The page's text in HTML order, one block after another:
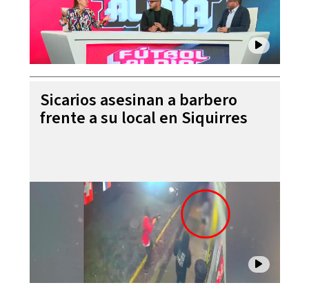
Sicarios asesinan a barbero
frente a su local en Siquirres